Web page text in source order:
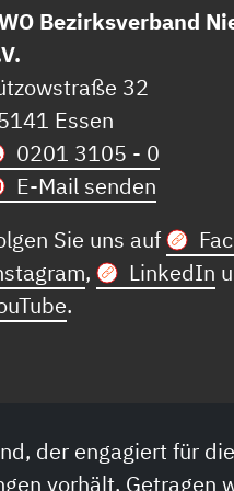
Bezirksverband
32
Essen
0201 3105 - 0
E-Mail senden
Sie uns auf
, LinkedIn
.
der engagiert für
vorhält. Getragen